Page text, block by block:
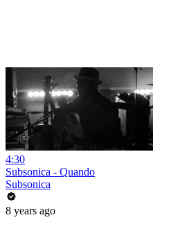
4:30
Subsonica - Quando
Subsonica
8 years ago